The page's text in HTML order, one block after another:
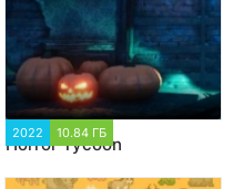
2022 10.84 ГБ
Horror Tycoon